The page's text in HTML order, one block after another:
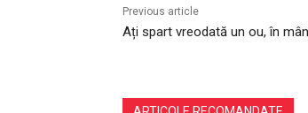
Previous article
Ați spart vreodată un ou, în